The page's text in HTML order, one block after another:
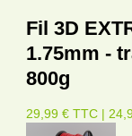
Fil 3D
1.75mm -
800g
29,99 € TTC |